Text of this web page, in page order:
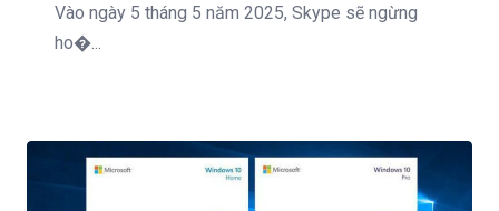
Vào ngày 5 tháng 5 năm 2025, Skype sẽ ngừng
ho�...